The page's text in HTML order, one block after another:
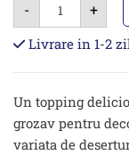
- Topping
de
ananas
2,6kg
+
Livrare in 1-2
Un topping
grozav pentru
variata de